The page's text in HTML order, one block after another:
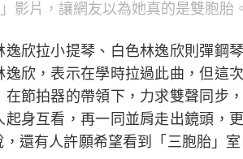
影片，讓網友以為她真的是雙胞胎
逸欣拉小提琴、白色林逸欣則彈鋼
欣，表示在學時拉過此曲，但這
在節拍器的帶領下，力求雙聲同步
身互看，再一同並肩走出鏡頭，
還有人許願希望看到「三胞胎」